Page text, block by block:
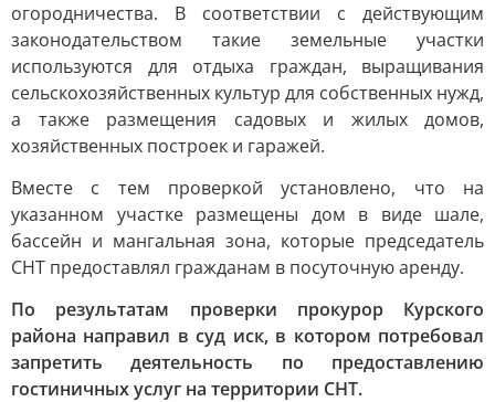
огородничества. В соответствии с действующим
законодательством такие земельные участки
используются для отдыха граждан, выращивания
сельскохозяйственных культур для собственных нужд,
а также размещения садовых и жилых домов,
хозяйственных построек и гаражей.
Вместе с тем проверкой установлено, что на
указанном участке размещены дом в виде шале,
бассейн и мангальная зона, которые председатель
СНТ предоставлял гражданам в посуточную аренду.
По результатам проверки прокурор Курского
района направил в суд иск, в котором потребовал
запретить деятельность по предоставлению
гостиничных услуг на территории СНТ.